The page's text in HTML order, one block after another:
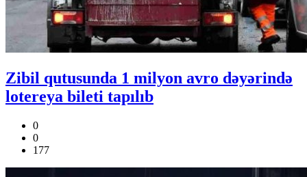
Zibil qutusunda 1 milyon avro dəyərində
lotereya bileti tapılıb
0
0
177